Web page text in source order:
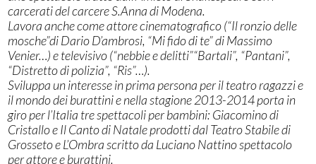
carcerati del carcere S.Anna di Modena.
Lavora anche come attore cinematografico (“Il ronzio delle
mosche”di Dario D’ambrosi, “Mi fido di te” di Massimo
Venier…) e televisivo (“nebbie e delitti”“Bartali”, “Pantani”,
“Distretto di polizia”, “Ris”…).
Sviluppa un interesse in prima persona per il teatro ragazzi e
il mondo dei burattini e nella stagione 2013-2014 porta in
giro per l’Italia tre spettacoli per bambini: Giacomino di
Cristallo e Il Canto di Natale prodotti dal Teatro Stabile di
Grosseto e L’Ombra scritto da Luciano Nattino spettacolo
per attore e burattini.